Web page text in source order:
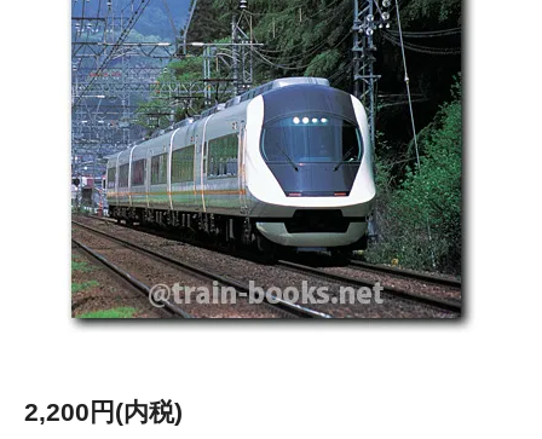
2,200円(内税)